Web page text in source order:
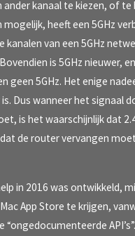
ander kanaal te kiezen, of
mogelijk, heeft een 5GHz
kanalen van een 5GHz
is 5GHz nieuwer,
geen 5GHz. Het enige
is. Dus wanneer het signaal
is het waarschijnlijk dat
de router vervangen
in 2016 was ontwikkeld,
App Store te krijgen,
“ongedocumenteerde